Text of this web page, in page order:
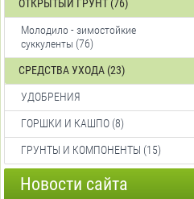
ОТКРЫТЫЙ ГРУНТ (76)
Молодило - зимостойкие
суккуленты (76)
СРЕДСТВА УХОДА (23)
УДОБРЕНИЯ
ГОРШКИ И КАШПО (8)
ГРУНТЫ И КОМПОНЕНТЫ (15)
Новости сайта